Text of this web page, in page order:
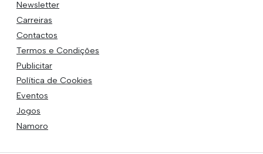
Newsletter
Carreiras
Contactos
Termos e Condições
Publicitar
Política de Cookies
Eventos
Jogos
Namoro